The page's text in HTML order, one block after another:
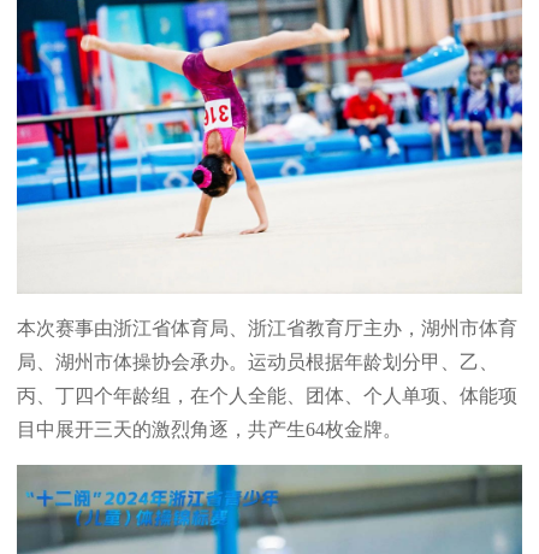
本次赛事由浙江省体育局、浙江省教育厅主办，湖州市体育
局、湖州市体操协会承办。运动员根据年龄划分甲、乙、
丙、丁四个年龄组，在个人全能、团体、个人单项、体能项
目中展开三天的激烈角逐，共产生64枚金牌。